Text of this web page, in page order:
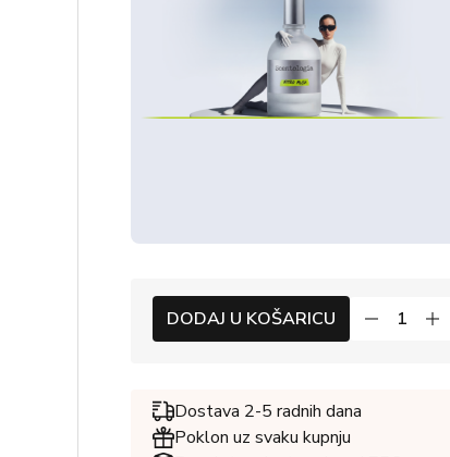
DODAJ U KOŠARICU
Dostava 2-5 radnih dana
Poklon uz svaku kupnju